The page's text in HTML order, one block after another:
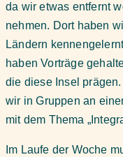
da wir etwas entfernt
nehmen. Dort haben
Ländern
haben Vorträge
die diese Insel
wir in Gruppen an
mit dem Thema
Im Laufe der Woche